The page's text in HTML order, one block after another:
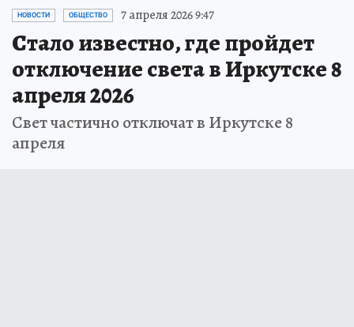
НОВОСТИ ОБЩЕСТВО 7 апреля 2026 9:47
Стало известно, где пройдет
отключение света в Иркутске 8
апреля 2026
Свет частично отключат в Иркутске 8
апреля